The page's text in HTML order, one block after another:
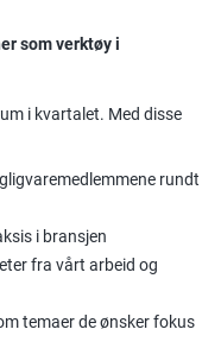
som verktøy i
i kvartalet. Med disse
rundt
i bransjen
fra vårt arbeid og
temaer de ønsker fokus